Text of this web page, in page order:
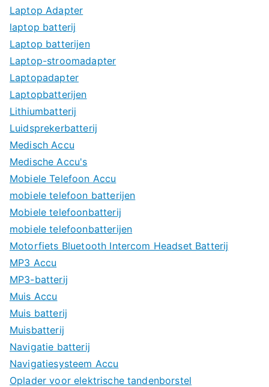
Laptop Adapter
laptop batterij
Laptop batterijen
Laptop-stroomadapter
Laptopadapter
Laptopbatterijen
Lithiumbatterij
Luidsprekerbatterij
Medisch Accu
Medische Accu's
Mobiele Telefoon Accu
mobiele telefoon batterijen
Mobiele telefoonbatterij
mobiele telefoonbatterijen
Motorfiets Bluetooth Intercom Headset Batterij
MP3 Accu
MP3-batterij
Muis Accu
Muis batterij
Muisbatterij
Navigatie batterij
Navigatiesysteem Accu
Oplader voor elektrische tandenborstel